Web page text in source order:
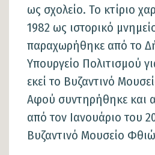
ως σχολείο. Το κτίριο
1982 ως ιστορικό
παραχωρήθηκε από το
Υπουργείο Πολιτισμού
εκεί το Βυζαντινό
Αφού συντηρήθηκε και
από τον Ιανουάριο του
Βυζαντινό Μουσείο